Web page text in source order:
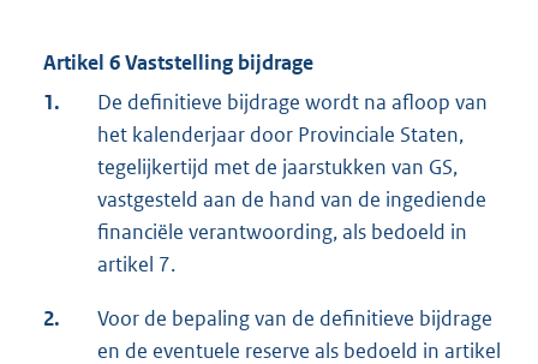
Artikel 6 Vaststelling bijdrage
1.
De definitieve bijdrage wordt na afloop van
het kalenderjaar door Provinciale Staten,
tegelijkertijd met de jaarstukken van GS,
vastgesteld aan de hand van de ingediende
financiële verantwoording, als bedoeld in
artikel 7.
2.
Voor de bepaling van de definitieve bijdrage
en de eventuele reserve als bedoeld in artikel